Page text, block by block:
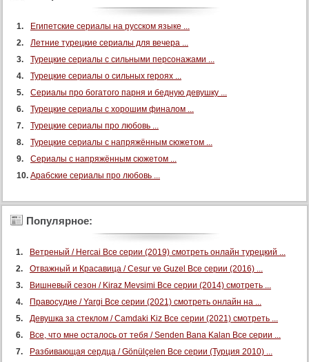
80 серия
81 серия
82 серия
85 серия
86 серия
87 серия
88 серия
89 серия
90 серия
92 серия
94 серия
95 серия
96 серия
97 серия
Египетские сериалы на русском языке ...
Летние турецкие сериалы для вечера ...
Турецкие сериалы с сильными персонажами ...
Турецкие сериалы о сильных героях ...
Сериалы про богатого парня и бедную девушку ...
Турецкие сериалы с хорошим финалом ...
Турецкие сериалы про любовь ...
Турецкие сериалы с напряжённым сюжетом ...
Сериалы с напряжённым сюжетом ...
Арабские сериалы про любовь ...
Популярное:
Ветреный / Hercai Все серии (2019) смотреть онлайн турецкий ...
Отважный и Красавица / Cesur ve Guzel Все серии (2016) ...
Вишневый сезон / Kiraz Mevsimi Все серии (2014) смотреть ...
Правосудие / Yargi Все серии (2021) смотреть онлайн на ...
Девушка за стеклом / Camdaki Kiz Все серии (2021) смотреть ...
Все, что мне осталось от тебя / Senden Bana Kalan Все серии ...
Разбивающая сердца / Gönülçelen Все серии (Турция 2010) ...